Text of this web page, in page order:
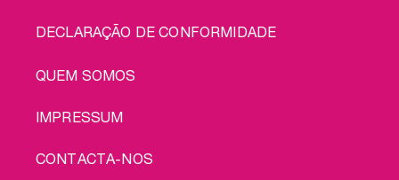
DECLARAÇÃO DE CONFORMIDADE
LEGAL
QUEM SOMOS
IMPRESSUM
CONTACTA-NOS